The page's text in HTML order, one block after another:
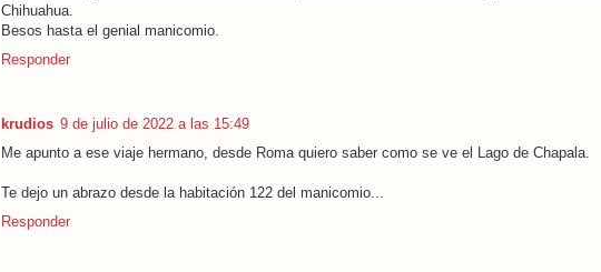
Chihuahua.
Besos hasta el genial manicomio.
Responder
krudios 9 de julio de 2022 a las 15:49
Me apunto a ese viaje hermano, desde Roma quiero saber como se ve el Lago de Chapala.
Te dejo un abrazo desde la habitación 122 del manicomio...
Responder